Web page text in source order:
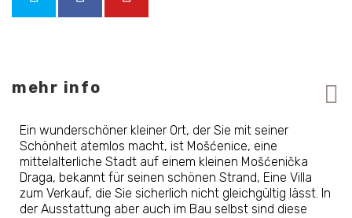
mehr info
Ein wunderschöner kleiner Ort, der Sie mit seiner
Schönheit atemlos macht, ist Mošćenice, eine
mittelalterliche Stadt auf einem kleinen Mošćenička
Draga, bekannt für seinen schönen Strand, Eine Villa
zum Verkauf, die Sie sicherlich nicht gleichgültig lässt. In
der Ausstattung aber auch im Bau selbst sind diese